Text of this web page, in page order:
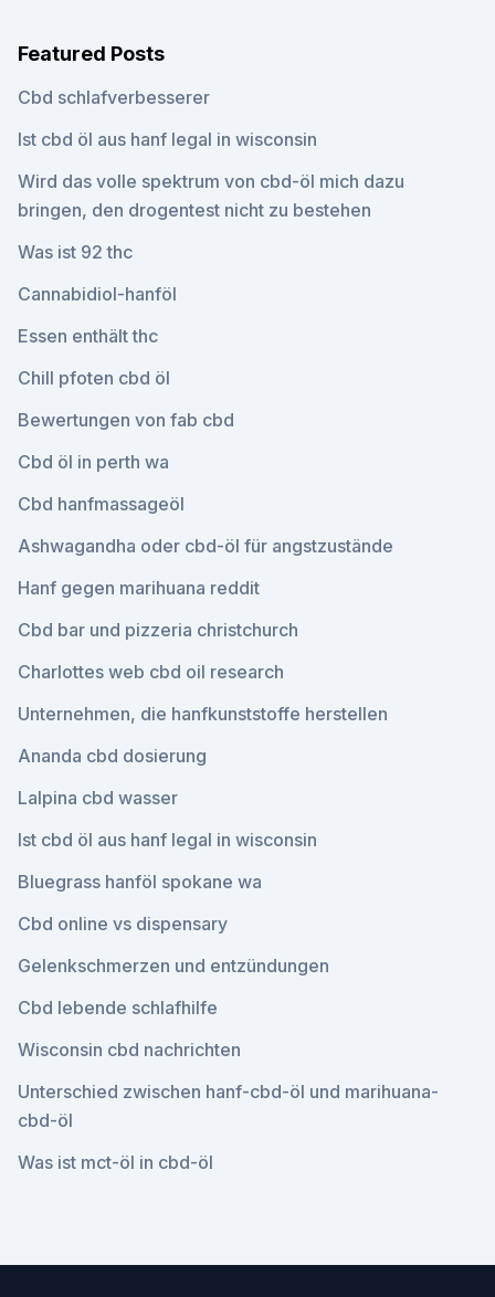
Featured Posts
Cbd schlafverbesserer
Ist cbd öl aus hanf legal in wisconsin
Wird das volle spektrum von cbd-öl mich dazu
bringen, den drogentest nicht zu bestehen
Was ist 92 thc
Cannabidiol-hanföl
Essen enthält thc
Chill pfoten cbd öl
Bewertungen von fab cbd
Cbd öl in perth wa
Cbd hanfmassageöl
Ashwagandha oder cbd-öl für angstzustände
Hanf gegen marihuana reddit
Cbd bar und pizzeria christchurch
Charlottes web cbd oil research
Unternehmen, die hanfkunststoffe herstellen
Ananda cbd dosierung
Lalpina cbd wasser
Ist cbd öl aus hanf legal in wisconsin
Bluegrass hanföl spokane wa
Cbd online vs dispensary
Gelenkschmerzen und entzündungen
Cbd lebende schlafhilfe
Wisconsin cbd nachrichten
Unterschied zwischen hanf-cbd-öl und marihuana-
cbd-öl
Was ist mct-öl in cbd-öl